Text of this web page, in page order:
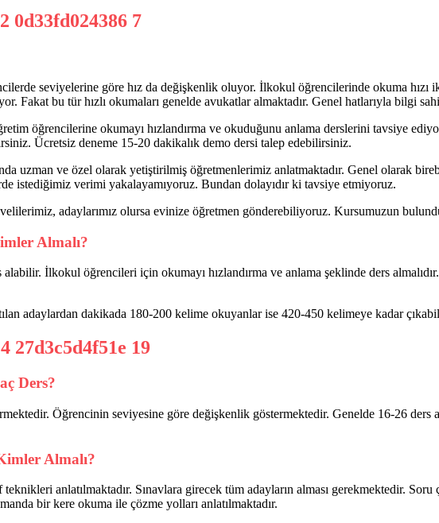
seviyelerine göre hız da değişkenlik oluyor. İlkokul öğrencilerinde okuma hızı
Fakat bu tür hızlı okumaları genelde avukatlar almaktadır. Genel hatlarıyla bilgi
öğrencilerine okumayı hızlandırma ve okuduğunu anlama derslerini tavsiye
Ücretsiz deneme 15-20 dakikalık demo dersi talep edebilirsiniz.
uzman ve özel olarak yetiştirilmiş öğretmenlerimiz anlatmaktadır. Genel olarak
istediğimiz verimi yakalayamıyoruz. Bundan dolayıdır ki tavsiye etmiyoruz.
adaylarımız olursa evinize öğretmen gönderebiliyoruz. Kursumuzun
Almalı?
alabilir. İlkokul öğrencileri için okumayı hızlandırma ve anlama şeklinde ders
adaylardan dakikada 180-200 kelime okuyanlar ise 420-450 kelimeye kadar
Ders?
Öğrencinin seviyesine göre değişkenlik göstermektedir. Genelde 16-26
Almalı?
anlatılmaktadır. Sınavlara girecek tüm adayların alması gerekmektedir.
bir kere okuma ile çözme yolları anlatılmaktadır.